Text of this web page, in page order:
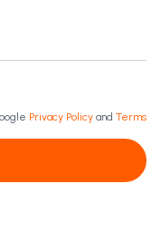
Privacy Policy and Terms